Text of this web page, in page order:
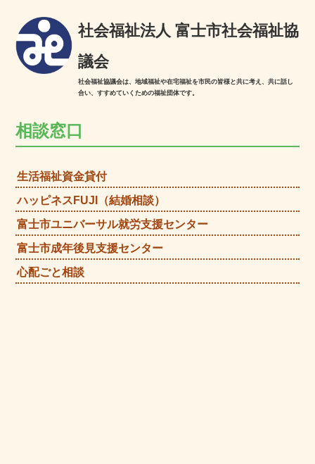
社会福祉法人 富士市社会福祉協
議会
社会福祉協議会は、地域福祉や在宅福祉を市民の皆様と共に考え、共に話し
合い、すすめていくための福祉団体です。
相談窓口
生活福祉資金貸付
ハッピネスFUJI（結婚相談）
富士市ユニバーサル就労支援センター
富士市成年後見支援センター
心配ごと相談